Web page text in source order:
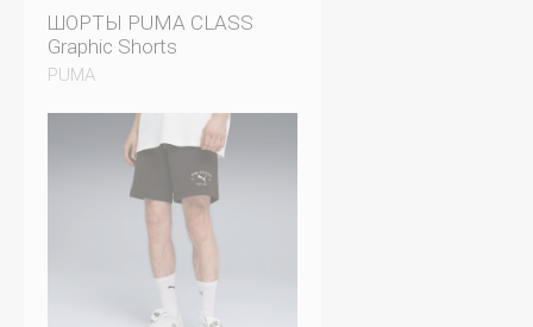
ШОРТЫ PUMA CLASS
Graphic Shorts
PUMA